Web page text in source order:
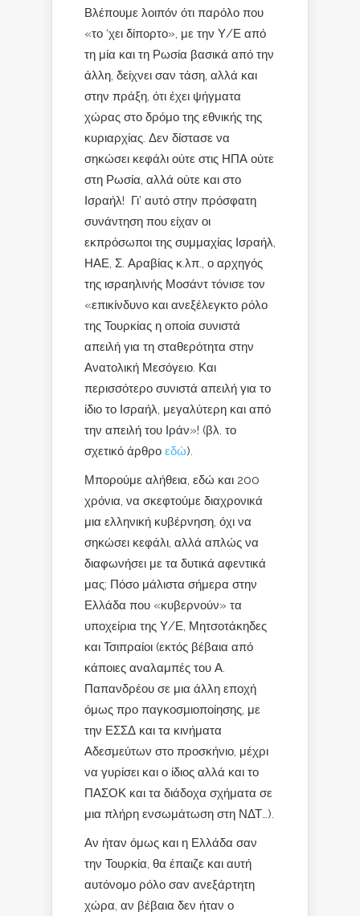
Βλέπουμε λοιπόν ότι παρόλο που
«το ‘χει δίπορτο», με την Υ/Ε από
τη μία και τη Ρωσία βασικά από την
άλλη, δείχνει σαν τάση, αλλά και
στην πράξη, ότι έχει ψήγματα
χώρας στο δρόμο της εθνικής της
κυριαρχίας. Δεν δίστασε να
σηκώσει κεφάλι ούτε στις ΗΠΑ ούτε
στη Ρωσία, αλλά ούτε και στο
Ισραήλ! Γι’ αυτό στην πρόσφατη
συνάντηση που είχαν οι
εκπρόσωποι της συμμαχίας Ισραήλ,
ΗΑΕ, Σ. Αραβίας κ.λπ., ο αρχηγός
της ισραηλινής Μοσάντ τόνισε τον
«επικίνδυνο και ανεξέλεγκτο ρόλο
της Τουρκίας η οποία συνιστά
απειλή για τη σταθερότητα στην
Ανατολική Μεσόγειο. Και
περισσότερο συνιστά απειλή για το
ίδιο το Ισραήλ, μεγαλύτερη και από
την απειλή του Ιράν»! (βλ. το
σχετικό άρθρο εδώ).
Μπορούμε αλήθεια, εδώ και 200
χρόνια, να σκεφτούμε διαχρονικά
μια ελληνική κυβέρνηση, όχι να
σηκώσει κεφάλι, αλλά απλώς να
διαφωνήσει με τα δυτικά αφεντικά
μας; Πόσο μάλιστα σήμερα στην
Ελλάδα που «κυβερνούν» τα
υποχείρια της Υ/Ε, Μητσοτάκηδες
και Τσιπραίοι (εκτός βέβαια από
κάποιες αναλαμπές του Α.
Παπανδρέου σε μια άλλη εποχή
όμως προ παγκοσμιοποίησης, με
την ΕΣΣΔ και τα κινήματα
Αδεσμεύτων στο προσκήνιο, μέχρι
να γυρίσει και ο ίδιος αλλά και το
ΠΑΣΟΚ και τα διάδοχα σχήματα σε
μια πλήρη ενσωμάτωση στη ΝΔΤ…).
Αν ήταν όμως και η Ελλάδα σαν
την Τουρκία, θα έπαιζε και αυτή
αυτόνομο ρόλο σαν ανεξάρτητη
χώρα, αν βέβαια δεν ήταν ο